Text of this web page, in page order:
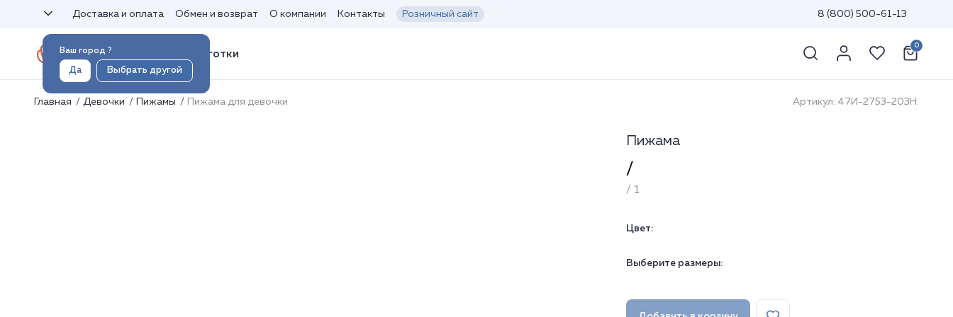
Ваш город ?
Да Выбрать другой
Доставка и оплата Обмен и возврат О компании Контакты Розничный сайт 8 (800) 500-61-13
Носки и колготки
0
Главная Девочки Пижамы Пижама для девочки Артикул: 47И-2753-203Н.
Пижама
/
/ 1
Цвет:
Выберите размеры: